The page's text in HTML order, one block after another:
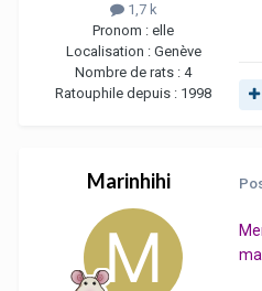
1,7 k
Pronom : elle
Localisation : Genève
Nombre de rats : 4
Ratouphile depuis : 1998
Marinhihi